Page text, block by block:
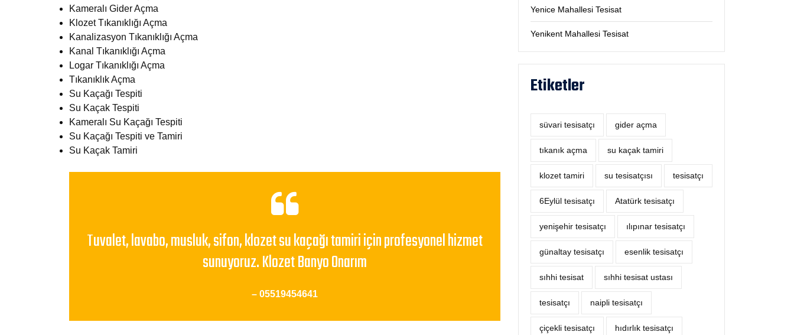
Kameralı Gider Açma
Klozet Tıkanıklığı Açma
Kanalizasyon Tıkanıklığı Açma
Kanal Tıkanıklığı Açma
Logar Tıkanıklığı Açma
Tıkanıklık Açma
Su Kaçağı Tespiti
Su Kaçak Tespiti
Kameralı Su Kaçağı Tespiti
Su Kaçağı Tespiti ve Tamiri
Su Kaçak Tamiri
Tuvalet, lavabo, musluk, sifon, klozet su kaçağı tamiri için profesyonel hizmet
sunuyoruz. Klozet Banyo Onarım
– 05519454641
Yenice Mahallesi Tesisat
Yenikent Mahallesi Tesisat
Etiketler
süvari tesisatçı ‎gider açma
tıkanık açma su kaçak tamiri
klozet tamiri su tesisatçısı tesisatçı
6Eylül tesisatçı Atatürk tesisatçı
yenişehir tesisatçı ılıpınar tesisatçı
günaltay tesisatçı esenlik tesisatçı
sıhhi tesisat sıhhi tesisat ustası
tesisatçı naipli tesisatçı
çiçekli tesisatçı hıdırlık tesisatçı